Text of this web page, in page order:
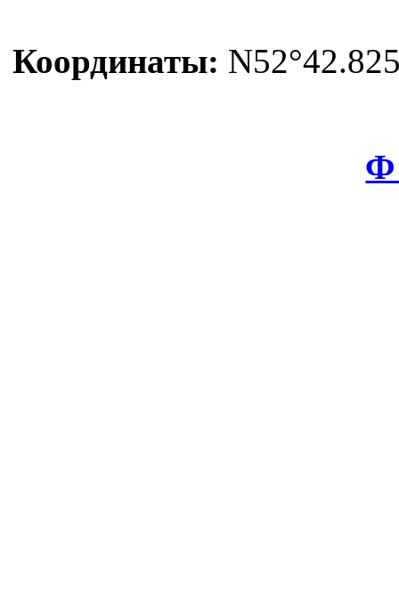
Координаты:
Ф